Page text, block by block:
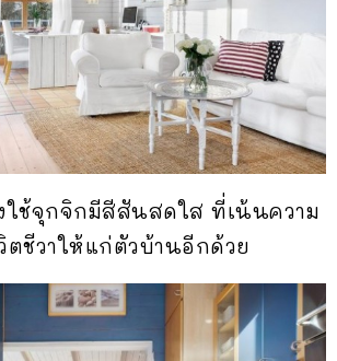
ใช้จุกจิกมีสีสันสดใส ที่เน้นความ
ชีวาให้แก่ตัวบ้านอีกด้วย